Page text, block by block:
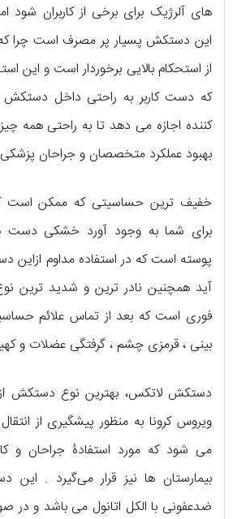
های آلرژیک برای برخی از کاربران شود
این دستکش پسیار پر مصرف است چرا که
از استحکام بالایی برخوردار است و
که دست کاربر به راحتی داخل
کننده اجازه می دهد تا به راحتی همه
بهبود عملکرد متخصصان و جراحان
خفیف ترین حساسیتی که ممکن است
برای شما به وجود آورد خشکی
پوسته است که در استفاده مداوم
آید همچنین نادر ترین و شدید ترین
فوری است که بعد از تماس علائم
بینی ، قرمزی چشم ، گرفتگی عضلات و
دستکش لاتکس، بهترین نوع دستکش از
ویروس کرونا به منظور پیشگیری از
می شود که مورد استفادۀ جراحان و
بیمارستان ها نیز قرار می‌گیرد .
ضدعفونی با الکل اتانول می باشد و در